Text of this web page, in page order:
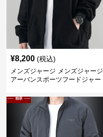
¥8,200 (税込)
メンズジャージ メンズジャージ
アーバンスポーツフードジャー